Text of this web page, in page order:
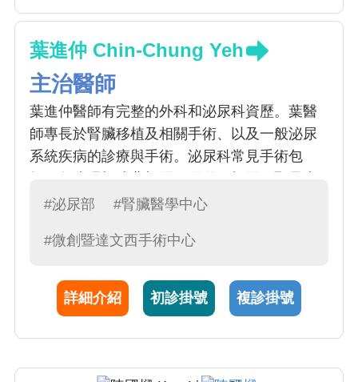
葉進仲 Chin-Chung Yeh
主治醫師
葉進仲醫師有完整的外科和泌尿科資歷。葉醫
師專長於腎臟移植及相關手術、以及一般泌尿
系統疾病的診療與手術。泌尿科常見手術包
膀胱造?、腹股溝疝氣修補、陰囊積水切除、輸
切開、經尿道內視鏡膀胱碎石、輸尿管鏡檢
波碎石術等
#泌尿部 #腎臟醫學中心
#微創暨達文西手術中心
詳細介紹 初診掛號 複診掛號